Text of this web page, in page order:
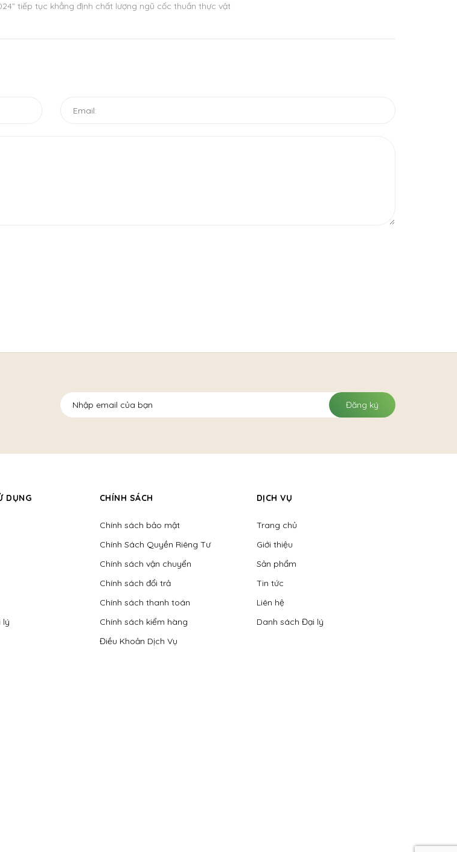
tiếp tục khẳng định chất lượng ngũ cốc thuần thực vật
Đăng ký
DỤNG
lý
CHÍNH SÁCH
Chính sách bảo mật
Chính Sách Quyền Riêng Tư
Chính sách vận chuyển
Chính sách đổi trả
Chính sách thanh toán
Chính sách kiểm hàng
Điều Khoản Dịch Vụ
DỊCH VỤ
Trang chủ
Giới thiệu
Sản phẩm
Tin tức
Liên hệ
Danh sách Đại lý